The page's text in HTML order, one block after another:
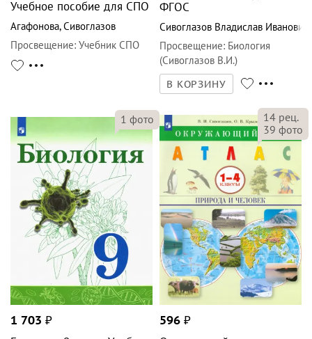
Учебное пособие для СПО
Агафонова,Сивоглазов
Просвещение: Учебник СПО
ФГОС
Сивоглазов Владислав Иванович
Просвещение: Биология
(Сивоглазов В.И.)
В КОРЗИНУ
1 фото
1 703 ₽
14 рец.
39 фото
596 ₽